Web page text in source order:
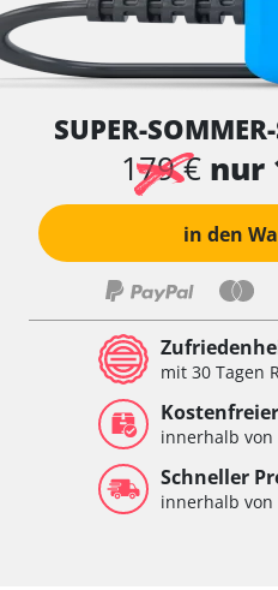
SUPER-
179 € nur
in den
mit 30 Tagen
innerhalb von
Schneller
innerhalb von